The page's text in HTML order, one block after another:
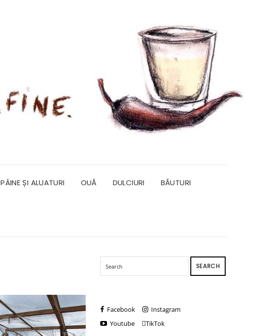
PÂINE ȘI ALUATURI OUĂ DULCIURI BĂUTURI
SEARCH
Facebook
Instagram
Youtube
TikTok